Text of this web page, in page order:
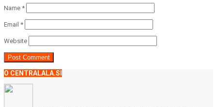
Name *
Email *
Website
O CENTRALALA.SI